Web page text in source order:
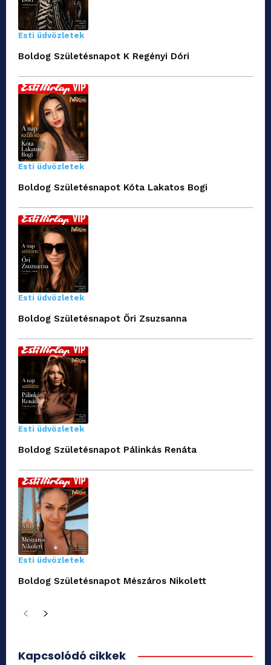
Esti üdvözletek
Boldog Születésnapot K Regényi Dóri
Esti üdvözletek
Boldog Születésnapot Kóta Lakatos Bogi
Esti üdvözletek
Boldog Születésnapot Őri Zsuzsanna
Esti üdvözletek
Boldog Születésnapot Pálinkás Renáta
Esti üdvözletek
Boldog Születésnapot Mészáros Nikolett
Kapcsolódó cikkek